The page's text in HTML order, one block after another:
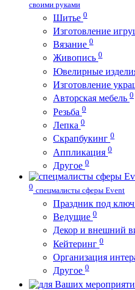
своими руками
Шитье 0
Изготовление
Вязание 0
Живопись 0
Ювелирные
Изготовление
Авторская мебель 0
Резьба 0
Лепка 0
Скрапбукинг 0
Аппликация 0
Другое 0
0 спецмалисты сферы Event
Праздник под ключ
Ведущие 0
Декор и внешний
Кейтеринг 0
Организация
Другое 0